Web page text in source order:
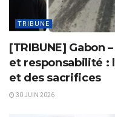
TRIBUNE
[TRIBUNE] Gabon
et responsabilité :
et des sacrifices
30 JUIN 2026